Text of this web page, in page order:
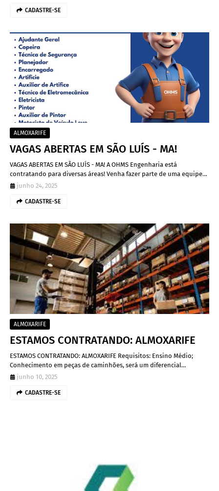
CADASTRE-SE
ALMOXARIFE
VAGAS ABERTAS EM SÃO LUÍS - MA!
VAGAS ABERTAS EM SÃO LUÍS - MA! A OHMS Engenharia está
contratando para diversas áreas! Venha fazer parte de uma equipe…
junho 24, 2025
CADASTRE-SE
ALMOXARIFE
ESTAMOS CONTRATANDO: ALMOXARIFE
ESTAMOS CONTRATANDO: ALMOXARIFE Requisitos: Ensino Médio;
Conhecimento em peças de caminhões, será um diferencial…
junho 10, 2025
CADASTRE-SE